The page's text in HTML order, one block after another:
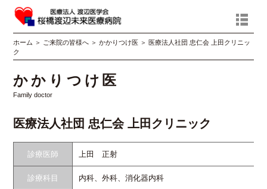
ホーム ＞ ご来院の皆様へ ＞かかりつけ医 ＞
医療法人社団 忠仁会 上田クリニッ
ク
かかりつけ医
Family doctor
医療法人社団 忠仁会 上田クリニック
診療医師 上田 正射
診療科目 内科、外科、消化器内科